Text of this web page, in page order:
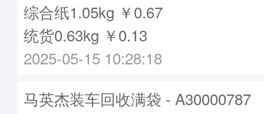
综合纸1.05kg ￥0.67
统货0.63kg ￥0.13
2025-05-15 10:28:18
马英杰装车回收满袋 - A30000787